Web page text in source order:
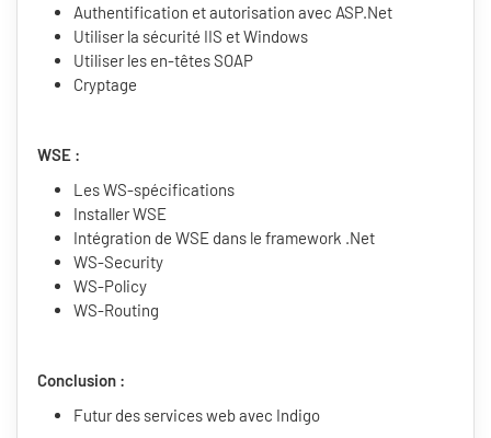
Authentification et autorisation avec ASP.Net
Utiliser la sécurité IIS et Windows
Utiliser les en-têtes SOAP
Cryptage
WSE :
Les WS-spécifications
Installer WSE
Intégration de WSE dans le framework .Net
WS-Security
WS-Policy
WS-Routing
Conclusion :
Futur des services web avec Indigo